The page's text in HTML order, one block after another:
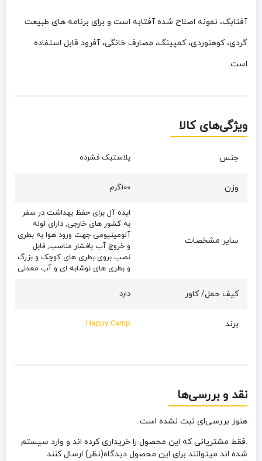
آفتابک، نمونه اصلاح شده آفتابه است و برای برنامه های طبیعت
گردی، کوهنوردی، کمپینگ، مصارف خانگی، آفرود قابل استفاده
است.
ویژگی‌های کالا
جنس پلاستیک فشرده
وزن 100گرم
سایر مشخصات
ایده آل برای حفظ بهداشت در سفر
به کشور های خارجی, دارای لوله
آلومینیومی جهت ‌ورود هوا به بطری
و خروج آب بافشار مناسب, قابل
نصب بروی بطری های کوچک و بزرگ
و بطری های نوشابه ای و آب معدنی
کیف حمل/ کاور دارد
برند Happy Camp
نقد و بررسی‌ها
هنوز بررسی‌ای ثبت نشده است.
.فقط مشتریانی که این محصول را خریداری کرده اند و وارد سیستم
شده اند میتوانند برای این محصول دیدگاه(نظر) ارسال کنند.